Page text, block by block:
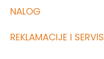
NALOG
REKLAMACIJE I SERVIS